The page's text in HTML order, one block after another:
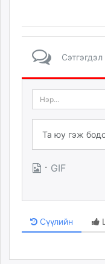
tac.mn
paparazzi.mn
unread.today
Сэтгэгдэл
· GIF
Сүүлийн